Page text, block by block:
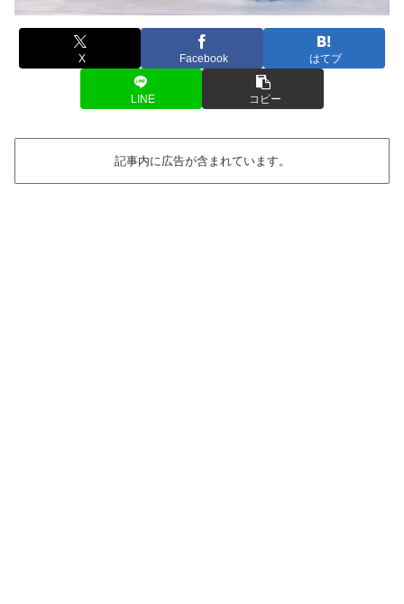
X Facebook はてブ
LINE コピー
記事内に広告が含まれています。